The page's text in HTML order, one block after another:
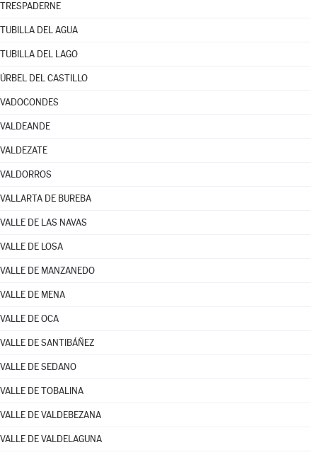
TRESPADERNE
TUBILLA DEL AGUA
TUBILLA DEL LAGO
ÚRBEL DEL CASTILLO
VADOCONDES
VALDEANDE
VALDEZATE
VALDORROS
VALLARTA DE BUREBA
VALLE DE LAS NAVAS
VALLE DE LOSA
VALLE DE MANZANEDO
VALLE DE MENA
VALLE DE OCA
VALLE DE SANTIBÁÑEZ
VALLE DE SEDANO
VALLE DE TOBALINA
VALLE DE VALDEBEZANA
VALLE DE VALDELAGUNA